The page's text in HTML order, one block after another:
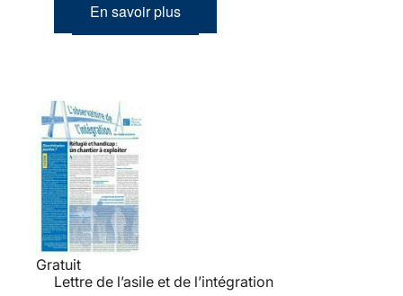
En savoir plus
Gratuit
Lettre de l’asile et de l’intégration